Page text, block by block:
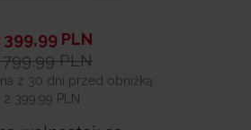
399,99 PLN
799,99 PLN
z 30 dni przed obniżką:
2 399,99 PLN